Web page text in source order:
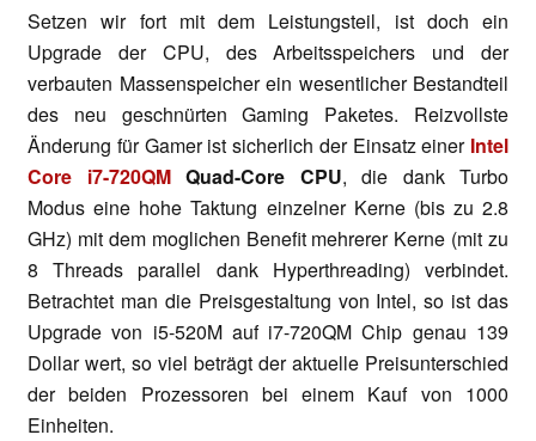
Setzen wir fort mit dem Leistungsteil, ist doch ein
Upgrade der CPU, des Arbeitsspeichers und der
verbauten Massenspeicher ein wesentlicher Bestandteil
des neu geschnürten Gaming Paketes. Reizvollste
Änderung für Gamer ist sicherlich der Einsatz einer Intel
Core i7-720QMQuad-Core CPU, die dank Turbo
Modus eine hohe Taktung einzelner Kerne (bis zu 2.8
GHz) mit dem moglichen Benefit mehrerer Kerne (mit zu
8 Threads parallel dank Hyperthreading) verbindet.
Betrachtet man die Preisgestaltung von Intel, so ist das
Upgrade von i5-520M auf i7-720QM Chip genau 139
Dollar wert, so viel beträgt der aktuelle Preisunterschied
der beiden Prozessoren bei einem Kauf von 1000
Einheiten.